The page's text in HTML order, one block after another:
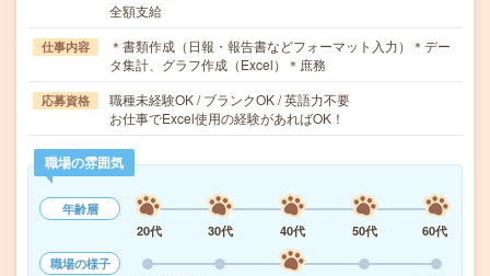
全額支給
仕事内容
＊書類作成（日報・報告書などフォーマット入力）＊デー
タ集計、グラフ作成（Excel）＊庶務
応募資格
職種未経験OK / ブランクOK / 英語力不要
お仕事でExcel使用の経験があればOK！
職場の雰囲気
年齢層
20代
30代 40代 50代
60代
職場の様子